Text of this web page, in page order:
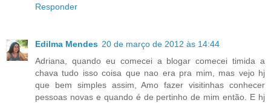
Responder
Edilma Mendes 20 de março de 2012 às 14:44
Adriana, quando eu comecei a blogar comecei timida a
chava tudo isso coisa que nao era pra mim, mas vejo hj
que bem simples assim, Amo fazer visitinhas conhecer
pessoas novas e quando é de pertinho de mim então. E hj